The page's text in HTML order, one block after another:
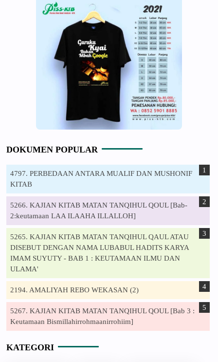
DOKUMEN POPULAR
4797. PERBEDAAN ANTARA MUALIF DAN MUSHONIF
KITAB
5266. KAJIAN KITAB MATAN TANQIHUL QOUL [Bab-
2:keutamaan LAA ILAAHA ILLALLOH]
5265. KAJIAN KITAB MATAN TANQIHUL QAUL ATAU
DISEBUT DENGAN NAMA LUBABUL HADITS KARYA
IMAM SUYUTY - BAB 1 : KEUTAMAAN ILMU DAN
ULAMA'
2194. AMALIYAH REBO WEKASAN (2)
5267. KAJIAN KITAB MATAN TANQIHUL QOUL [Bab 3 :
Keutamaan Bismillahirrohmaanirrohiim]
KATEGORI